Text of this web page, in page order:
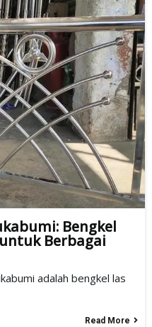
Bengkel
Berbagai
adalah bengkel las
Read More